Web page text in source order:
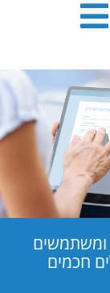
ומשתמשים
חכמים